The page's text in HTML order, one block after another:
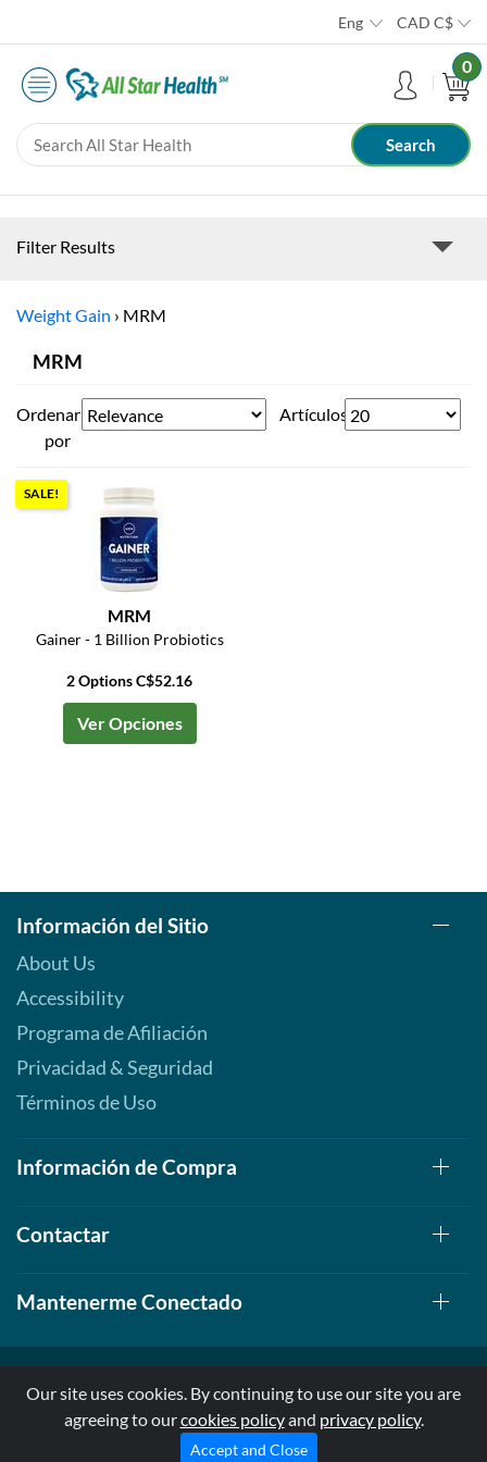
Eng CAD C$
0
Filter Results
Weight Gain › MRM
MRM
Ordenar
por
Artículos
SALE!
MRM
Gainer - 1 Billion Probiotics
2 Options C$52.16
Ver Opciones
Información del Sitio
About Us
Accessibility
Programa de Afiliación
Privacidad & Seguridad
Términos de Uso
Información de Compra
Contactar
Mantenerme Conectado
© 1999-2026, AllStarHealth.com | All Rights Reserved
* Estas declaraciones no han sido evaluadas por la FDA
Our site uses cookies. By continuing to use our site you are
agreeing to ourcookies policyand privacy policy.
Accept and Close